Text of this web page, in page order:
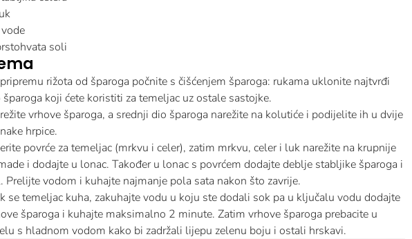
soli
rižota od šparoga počnite s čišćenjem šparoga: rukama uklonite najtvrđi
šparoga koji ćete koristiti za temeljac uz ostale sastojke.
vrhove šparoga, a srednji dio šparoga narežite na kolutiće i podijelite ih u dvije
hrpice.
povrće za temeljac (mrkvu i celer), zatim mrkvu, celer i luk narežite na krupnije
i dodajte u lonac. Također u lonac s povrćem dodajte deblje stabljike šparoga i
Prelijte vodom i kuhajte najmanje pola sata nakon što zavrije.
se temeljac kuha, zakuhajte vodu u koju ste dodali sok pa u ključalu vodu dodajte
šparoga i kuhajte maksimalno 2 minute. Zatim vrhove šparoga prebacite u
s hladnom vodom kako bi zadržali lijepu zelenu boju i ostali hrskavi.